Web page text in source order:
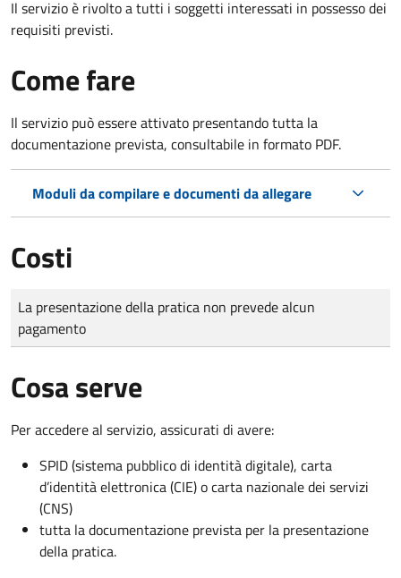
Il servizio è rivolto a tutti i soggetti interessati in possesso dei
requisiti previsti.
Come fare
Il servizio può essere attivato presentando tutta la
documentazione prevista, consultabile in formato PDF.
Moduli da compilare e documenti da allegare
Costi
Tipo di pagamento
Importo
La presentazione della pratica non prevede alcun
pagamento
Cosa serve
Per accedere al servizio, assicurati di avere:
SPID (sistema pubblico di identità digitale), carta
d’identità elettronica (CIE) o carta nazionale dei servizi
(CNS)
tutta la documentazione prevista per la presentazione
della pratica.